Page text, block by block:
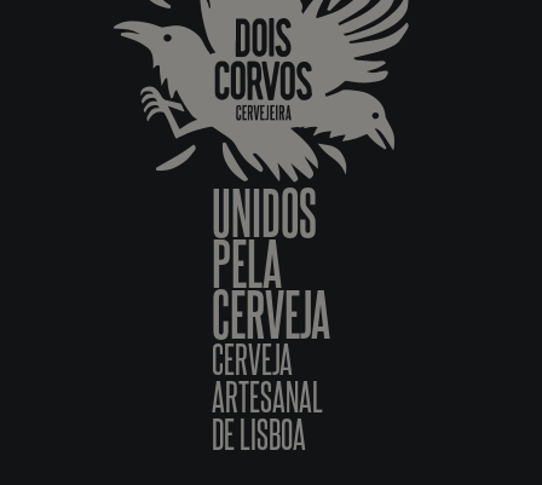
UNIDOS
PELA
CERVEJA
CERVEJA
ARTESANAL
DE LISBOA